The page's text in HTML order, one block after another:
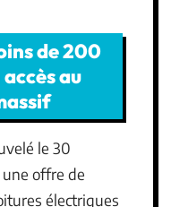
de 200
au
le 30
offre de
électriques